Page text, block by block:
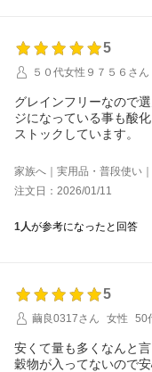
5
５０代女性９７５６さん
グレインフリーなので
ジになっている事も酸
ストックしています。
家族へ｜実用品・普段使い
注文日：2026/01/11
1人が参考になったと回答
5
繭良0317さん
女性 50
安くて量も多くなんと
穀物が入ってないので安